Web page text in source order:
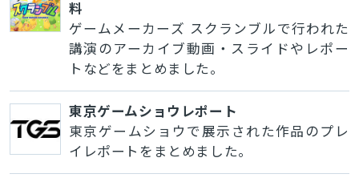
料
ゲームメーカーズ スクランブルで行われた
講演のアーカイブ動画・スライドやレポー
トなどをまとめました。
東京ゲームショウレポート
東京ゲームショウで展示された作品のプレ
イレポートをまとめました。